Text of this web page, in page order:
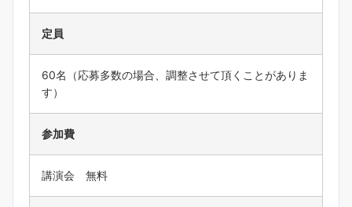
定員
60名（応募多数の場合、調整させて頂くことがありま
す）
参加費
講演会 無料